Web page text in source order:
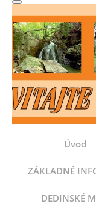
Úvod
ZÁKLADNÉ
DEDINSKÉ